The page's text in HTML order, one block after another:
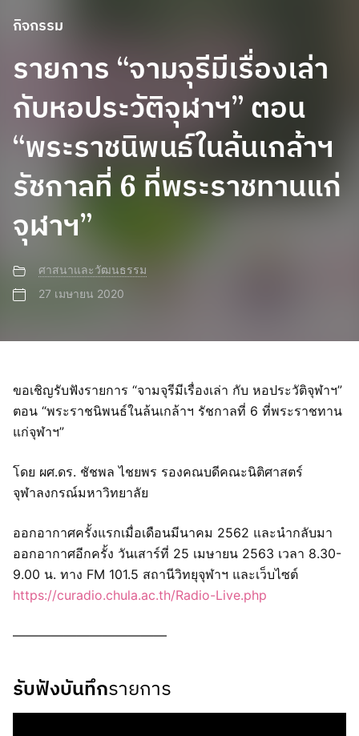
กิจกรรม
รายการ “จามจุรีมีเรื่องเล่า
กับหอประวัติจุฬาฯ” ตอน
“พระราชนิพนธ์ในล้นเกล้าฯ
รัชกาลที่ 6 ที่พระราชทานแก่
จุฬาฯ”
ศาสนาและวัฒนธรรม
27 เมษายน 2020
ขอเชิญรับฟังรายการ “จามจุรีมีเรื่องเล่า กับ หอประวัติจุฬาฯ”
ตอน “พระราชนิพนธ์ในล้นเกล้าฯ รัชกาลที่ 6 ที่พระราชทาน
แก่จุฬาฯ”
โดย ผศ.ดร. ชัชพล ไชยพร รองคณบดีคณะนิติศาสตร์
จุฬาลงกรณ์มหาวิทยาลัย
ออกอากาศครั้งแรกเมื่อเดือนมีนาคม 2562 และนำกลับมา
ออกอากาศอีกครั้ง วันเสาร์ที่ 25 เมษายน 2563 เวลา 8.30-
9.00 น. ทาง FM 101.5 สถานีวิทยุจุฬาฯ และเว็บไซต์
https://curadio.chula.ac.th/Radio-Live.php
————————————
รับฟังบันทึกรายการ